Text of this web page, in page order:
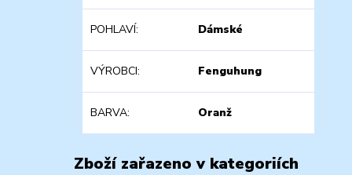
POHLAVÍ Dámské
VÝROBCI Fenguhung
BARVA Oranž
Zboží zařazeno v kategoriích